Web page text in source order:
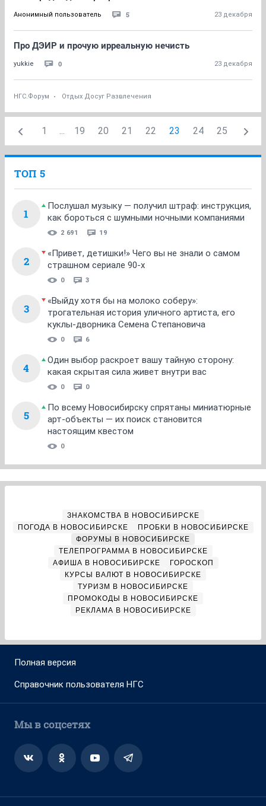
Анонимный пользователь 5 23 декабря
Про ДЭИР и прочую ирреальную нечисть
yukkie 0 23 декабря
НГС.Форум Отдых Досуг Развлечения
1 ... 19 20 21 22 23 24 25
ТОП 5
1
Послушал музыку — получил штраф: инструкция,
как бороться с шумными ночными компаниями
2 691 19
2
«Привет, детишки!» Чего вы не знали о самом
страшном сериале 90-х
0 3
3
«Выйду хотя бы на молоко соберу»:
трогательная история уличного артиста, его
куклы-дворника Семена Степановича
0 6
4
Один выбор раскроет вашу тайную сторону:
какая скрытая сила живет внутри вас
0 0
5
По всему Новосибирску спрятаны миниатюрные
арт-объекты — их поиск становится
настоящим квестом
0
ЗНАКОМСТВА В НОВОСИБИРСКЕ
ПОГОДА В НОВОСИБИРСКЕ
ПРОБКИ В НОВОСИБИРСКЕ
ФОРУМЫ В НОВОСИБИРСКЕ
ТЕЛЕПРОГРАММА В НОВОСИБИРСКЕ
АФИША В НОВОСИБИРСКЕ
ГОРОСКОП
КУРСЫ ВАЛЮТ В НОВОСИБИРСКЕ
ТУРИЗМ В НОВОСИБИРСКЕ
ПРОМОКОДЫ В НОВОСИБИРСКЕ
РЕКЛАМА В НОВОСИБИРСКЕ
Полная версия
Справочник пользователя НГС
Мы в соцсетях